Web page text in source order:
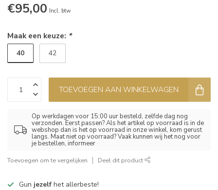
€95,00 Incl. btw
Maak een keuze: *
40 42
TOEVOEGEN AAN WINKELWAGEN
Op werkdagen voor 15:00 uur besteld, zelfde dag nog
verzonden. Eerst passen? Als het artikel op voorraad is in de
webshop dan is het op voorraad in onze winkel, kom gerust
langs. Maat niet op voorraad? Vaak kunnen wij het nog voor
je bestellen, informeer
Toevoegen om te vergelijken Deel dit product
Gun jezelf het allerbeste!